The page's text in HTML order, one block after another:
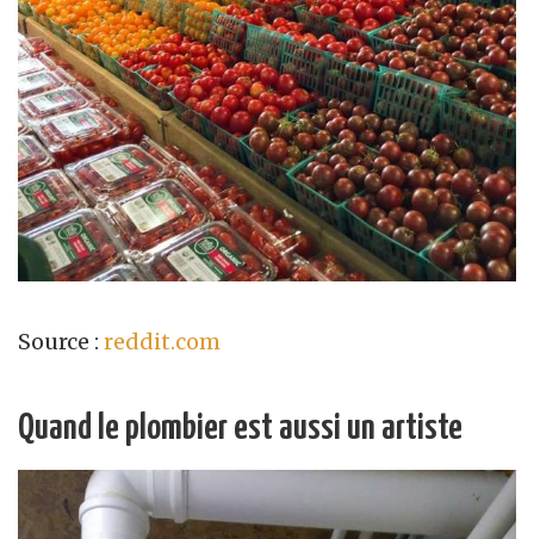
Source : reddit.com
Quand le plombier est aussi un artiste